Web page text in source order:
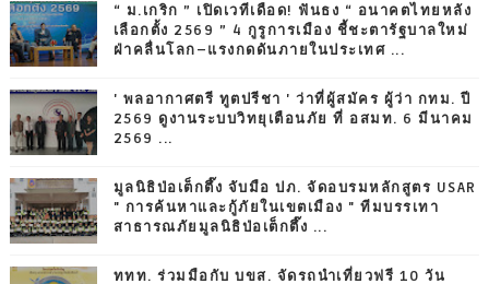
“ ม.เกริก ” เปิดเวทีเดือด! ฟันธง “ อนาคตไทยหลัง
เลือกตั้ง 2569 ” 4 กูรูการเมือง ชี้ชะตารัฐบาลใหม่
ฝ่าคลื่นโลก–แรงกดดันภายในประเทศ ...
' พลอากาศตรี ทูตปรีชา ' ว่าที่ผู้สมัคร ผู้ว่า กทม. ปี
2569 ดูงานระบบวิทยุเตือนภัย ที่ อสมท. 6 มีนาคม
2569 ...
มูลนิธิป่อเต็กตึ๊ง จับมือ ปภ. จัดอบรมหลักสูตร USAR
" การค้นหาและกู้ภัยในเขตเมือง " ทีมบรรเทา
สาธารณภัยมูลนิธิป่อเต็กตึ๊ง ...
ททท. ร่วมมือกับ บขส. จัดรถนำเที่ยวฟรี 10 วัน